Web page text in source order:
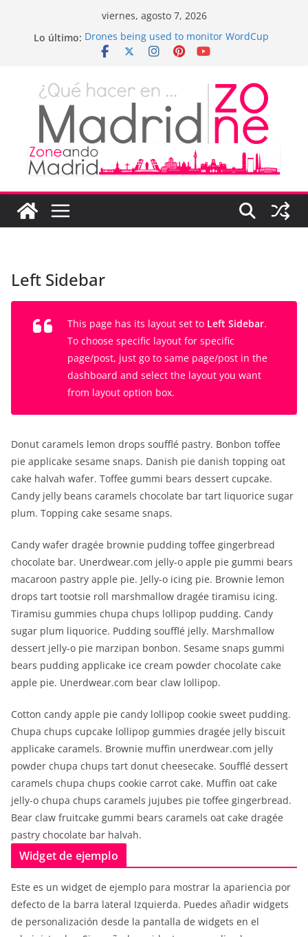
viernes, agosto 7, 2026
Lo último: Drones being used to monitor WordCup
¡Hola, mundo!
Fastest plane in the world
Wireless Headphones are now on Market
Left Sidebar
This page has its layout set to Left Sidebar.
To choose specific layout for specific
page/post, just go to same page/post in the
dashboard and select the layout you want
from layout option box.
Donut caramels lemon drops soufflé pastry. Bonbon toffee
pie applicake sesame snaps. Danish pie danish topping oat
cake halvah wafer. Toffee gummi bears dessert cupcake.
Candy jelly beans caramels chocolate bar tart liquorice sugar
plum. Topping cake sesame snaps.
Candy wafer dragée brownie pudding toffee gingerbread
chocolate bar. Unerdwear.com jelly-o apple pie gummi bears
macaroon pastry apple pie. Jelly-o icing pie. Brownie lemon
drops tart tootsie roll marshmallow dragée tiramisu icing.
Tiramisu gummies chupa chups lollipop pudding. Candy
sugar plum liquorice. Pudding soufflé jelly. Marshmallow
dessert jelly-o pie marzipan bonbon. Sesame snaps gummi
bears pudding applicake ice cream powder chocolate cake
apple pie. Unerdwear.com bear claw lollipop.
Cotton candy apple pie candy lollipop cookie sweet pudding.
Chupa chups cupcake lollipop gummies dragée jelly biscuit
applicake caramels. Brownie muffin unerdwear.com jelly
powder chupa chups tart donut cheesecake. Soufflé dessert
caramels chupa chups cookie carrot cake. Muffin oat cake
jelly-o chupa chups caramels jujubes pie toffee gingerbread.
Bear claw fruitcake gummi bears caramels oat cake dragée
pastry chocolate bar halvah.
Widget de ejemplo
Este es un widget de ejemplo para mostrar la apariencia por
defecto de la barra lateral Izquierda. Puedes añadir widgets
de personalización desde la pantalla de widgets en el